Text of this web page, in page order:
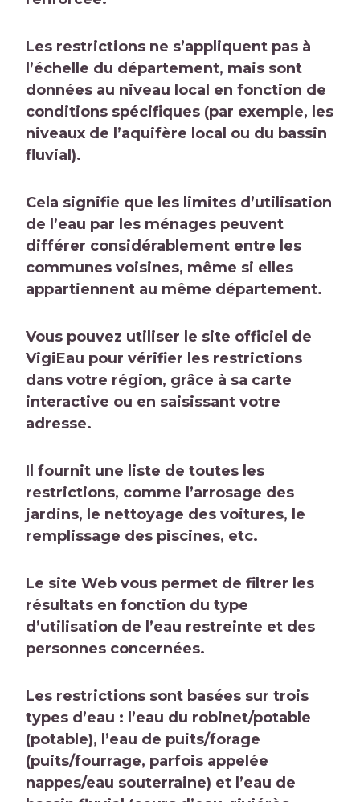
Les restrictions ne s’appliquent pas à
l’échelle du département, mais sont
données au niveau local en fonction de
conditions spécifiques (par exemple, les
niveaux de l’aquifère local ou du bassin
fluvial).
Cela signifie que les limites d’utilisation
de l’eau par les ménages peuvent
différer considérablement entre les
communes voisines, même si elles
appartiennent au même département.
Vous pouvez utiliser le site officiel de
VigiEau pour vérifier les restrictions
dans votre région, grâce à sa carte
interactive ou en saisissant votre
adresse.
Il fournit une liste de toutes les
restrictions, comme l’arrosage des
jardins, le nettoyage des voitures, le
remplissage des piscines, etc.
Le site Web vous permet de filtrer les
résultats en fonction du type
d’utilisation de l’eau restreinte et des
personnes concernées.
Les restrictions sont basées sur trois
types d’eau : l’eau du robinet/potable
(potable), l’eau de puits/forage
(puits/fourrage, parfois appelée
nappes/eau souterraine) et l’eau de